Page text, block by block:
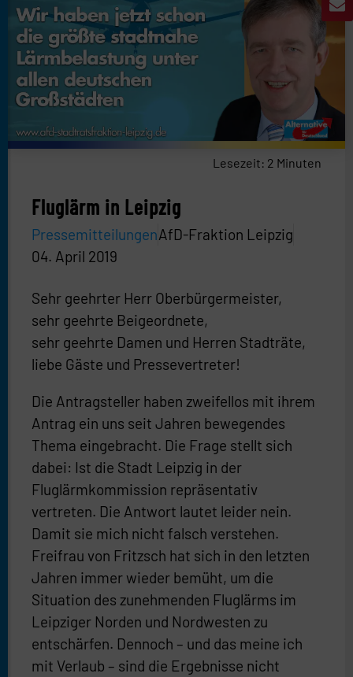
Lesezeit: 2 Minuten
Fluglärm in Leipzig
PressemitteilungenAfD-Fraktion Leipzig
04. April 2019
Sehr geehrter Herr Oberbürgermeister,
sehr geehrte Beigeordnete,
sehr geehrte Damen und Herren Stadträte,
liebe Gäste und Pressevertreter!
Die Antragsteller haben zweifellos mit ihrem
Antrag ein uns seit Jahren bewegendes
Thema eingebracht. Die Frage stellt sich
dabei: Ist die Stadt Leipzig in der
Fluglärmkommission repräsentativ
vertreten. Die Antwort lautet leider nein.
Damit sie mich nicht falsch verstehen.
Freifrau von Fritzsch hat sich in den letzten
Jahren immer wieder bemüht, um die
Situation des zunehmenden Fluglärms im
Leipziger Norden und Nordwesten zu
entschärfen. Dennoch – und das meine ich
mit Verlaub – sind die Ergebnisse nicht